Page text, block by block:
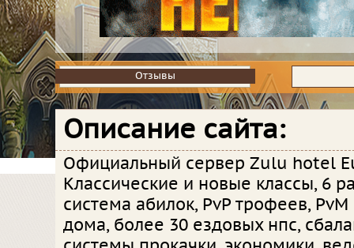
Отзывы
Отзывы
Описание сайта:
Официальный сервер Zulu hotel
Классические и новые классы, 6
система абилок, PvP трофеев,
дома, более 30 ездовых нпс,